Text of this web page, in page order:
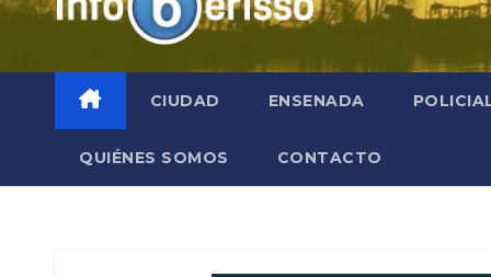
CIUDAD ENSENADA
QUIÉNES SOMOS CONTACTO